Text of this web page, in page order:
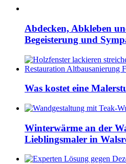
Abdecken, Abkleben
Begeisterung und
Was kostet eine
Winterwärme an der
Lieblingsmaler in